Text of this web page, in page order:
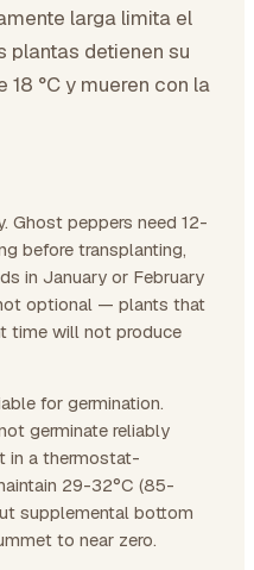
larga limita el
plantas detienen su
°C y mueren con la
Ghost peppers need 12-
before transplanting,
in January or February
optional — plants that
time will not produce
for germination.
germinate reliably
in a thermostat-
29-32°C (85-
supplemental bottom
to near zero.